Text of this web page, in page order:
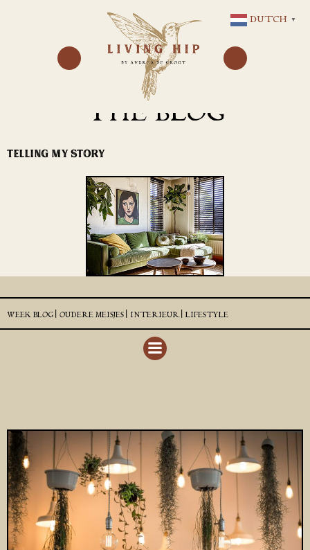
NAAR
DE
INHOUD
THE BLOG
TELLING MY STORY
WEEK BLOG | OUDERE MEISJES | INTERIEUR | LIFESTYLE
DUTCH ▼